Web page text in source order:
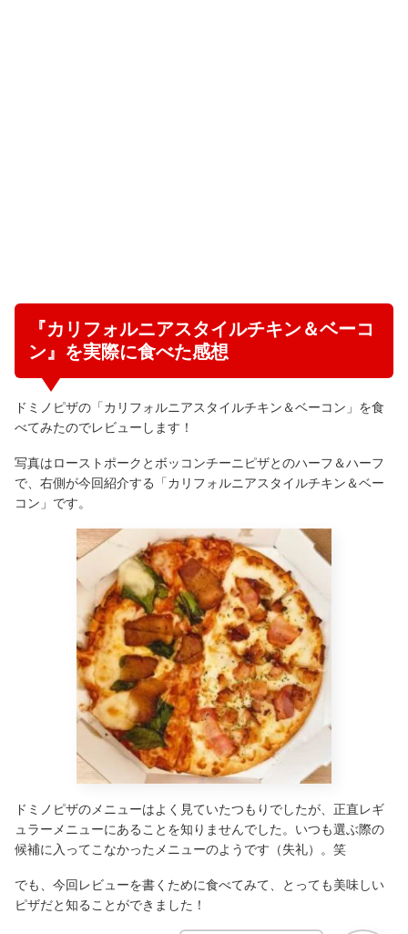
『カリフォルニアスタイルチキン＆ベーコ
ン』を実際に食べた感想
ドミノピザの「カリフォルニアスタイルチキン＆ベーコン」を食
べてみたのでレビューします！
写真はローストポークとボッコンチーニピザとのハーフ＆ハーフ
で、右側が今回紹介する「カリフォルニアスタイルチキン＆ベー
コン」です。
ドミノピザのメニューはよく見ていたつもりでしたが、正直レギ
ュラーメニューにあることを知りませんでした。いつも選ぶ際の
候補に入ってこなかったメニューのようです（失礼）。笑
でも、今回レビューを書くために食べてみて、とっても美味しい
ピザだと知ることができました！